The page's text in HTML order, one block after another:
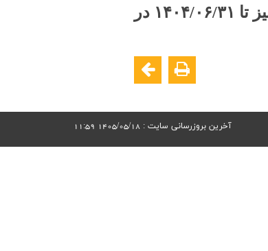
۱۴۰۴/۰۶/۳۱ از ساعت ۶:۰۰ صبح الی ۱۳:۰۰ تعیین می‌گردد و روزهای پنجشنبه نیز تا ۱۴۰۴/۰۶/۳۱ در
آخرین بروزرسانی سایت : 1405/05/18 11:59